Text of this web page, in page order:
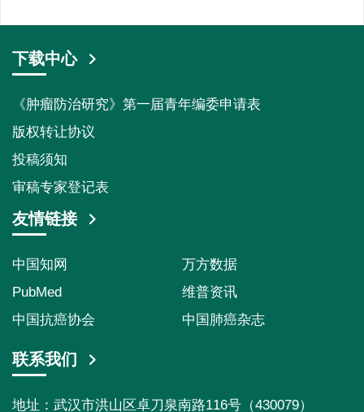
下载中心
《肿瘤防治研究》第一届青年编委申请表
版权转让协议
投稿须知
审稿专家登记表
友情链接
中国知网
万方数据
PubMed
维普资讯
中国抗癌协会
中国肺癌杂志
联系我们
地址：武汉市洪山区卓刀泉南路116号（430079）